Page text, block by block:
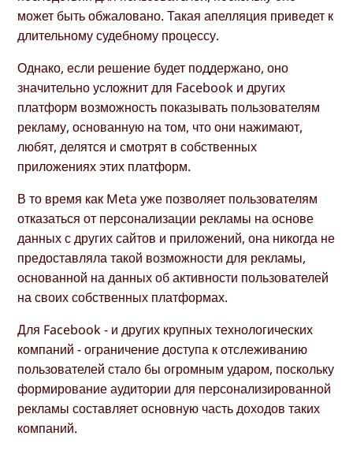
может быть обжаловано. Такая апелляция приведет к
длительному судебному процессу.
Однако, если решение будет поддержано, оно
значительно усложнит для Facebook и других
платформ возможность показывать пользователям
рекламу, основанную на том, что они нажимают,
любят, делятся и смотрят в собственных
приложениях этих платформ.
В то время как Meta уже позволяет пользователям
отказаться от персонализации рекламы на основе
данных с других сайтов и приложений, она никогда не
предоставляла такой возможности для рекламы,
основанной на данных об активности пользователей
на своих собственных платформах.
Для Facebook - и других крупных технологических
компаний - ограничение доступа к отслеживанию
пользователей стало бы огромным ударом, поскольку
формирование аудитории для персонализированной
рекламы составляет основную часть доходов таких
компаний.